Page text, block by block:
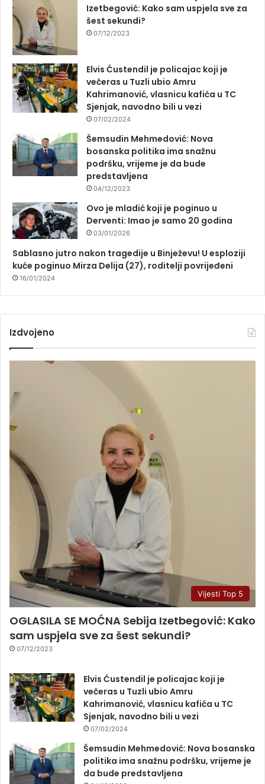
Izetbegović: Kako sam uspjela sve za
šest sekundi?
07/12/2023
Elvis Ćustendil je policajac koji je
večeras u Tuzli ubio Amru
Kahrimanović, vlasnicu kafića u TC
Sjenjak, navodno bili u vezi
07/02/2024
Šemsudin Mehmedović: Nova
bosanska politika ima snažnu
podršku, vrijeme je da bude
predstavljena
04/12/2023
Ovo je mladić koji je poginuo u
Derventi: Imao je samo 20 godina
03/01/2026
Sablasno jutro nakon tragedije u Binježevu! U esploziji
kuće poginuo Mirza Delija (27), roditelji povrijeđeni
16/01/2024
Izdvojeno
Vijesti Top 5
OGLASILA SE MOĆNA Sebija Izetbegović: Kako
sam uspjela sve za šest sekundi?
07/12/2023
Elvis Ćustendil je policajac koji je
večeras u Tuzli ubio Amru
Kahrimanović, vlasnicu kafića u TC
Sjenjak, navodno bili u vezi
07/02/2024
Šemsudin Mehmedović: Nova bosanska
politika ima snažnu podršku, vrijeme je
da bude predstavljena